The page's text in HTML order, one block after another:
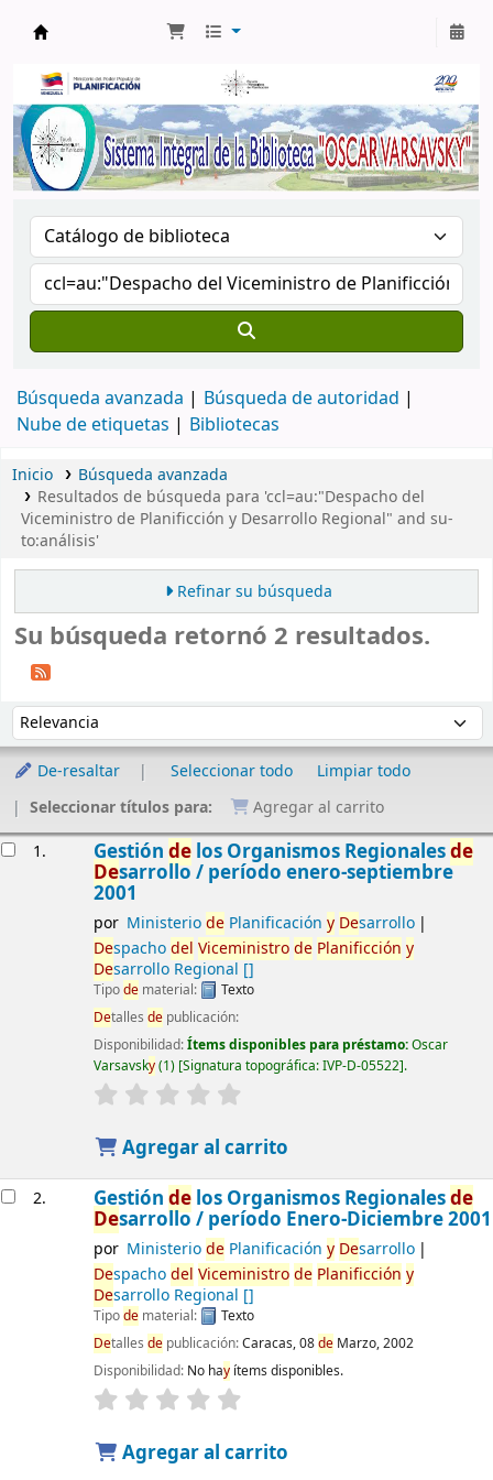
Búsqueda avanzada
Búsqueda de autoridad
Nube de etiquetas
Bibliotecas
Inicio
Búsqueda avanzada
Resultados de búsqueda para 'ccl=au:"Despacho del
Viceministro de Planificción y Desarrollo Regional" and su-
to:análisis'
Refinar su búsqueda
Su búsqueda retornó 2 resultados.
Ordenar por:
De-resaltar Seleccionar todo
Limpiar todo
Seleccionar títulos para:
Agregar al carrito
1. Gestión delos Organismos Regionalesde
Desarrollo / período enero-septiembre
2001
por MinisteriodePlanificación y Desarrollo
Despachodel Viceministro de Planificción y
Desarrollo Regional []
Tipodematerial:
Texto
Detalles depublicación:
Disponibilidad:Ítems disponibles para préstamo:Oscar
Varsavsky(1) Signatura topográfica:IVP-D-05522 .
Agregar al carrito
2. Gestión delos Organismos Regionalesde
Desarrollo / período Enero-Diciembre 2001
por MinisteriodePlanificación y Desarrollo
Despachodel Viceministro de Planificción y
Desarrollo Regional []
Tipodematerial:
Texto
Detalles depublicación:Caracas, 08deMarzo, 2002
Disponibilidad: No hayítems disponibles.
Agregar al carrito